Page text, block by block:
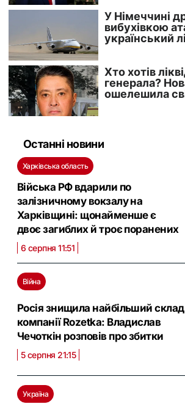
Останні новини
Харківська область
Війська РФ вдарили по
залізничному вокзалу на
Харківщині: щонайменше є
двоє загиблих й троє поранених
6 серпня 11:51
Війна
Росія знищила найбільший склад
компанії Rozetka: Владислав
Чечоткін розповів про збитки
5 серпня 21:15
Україна